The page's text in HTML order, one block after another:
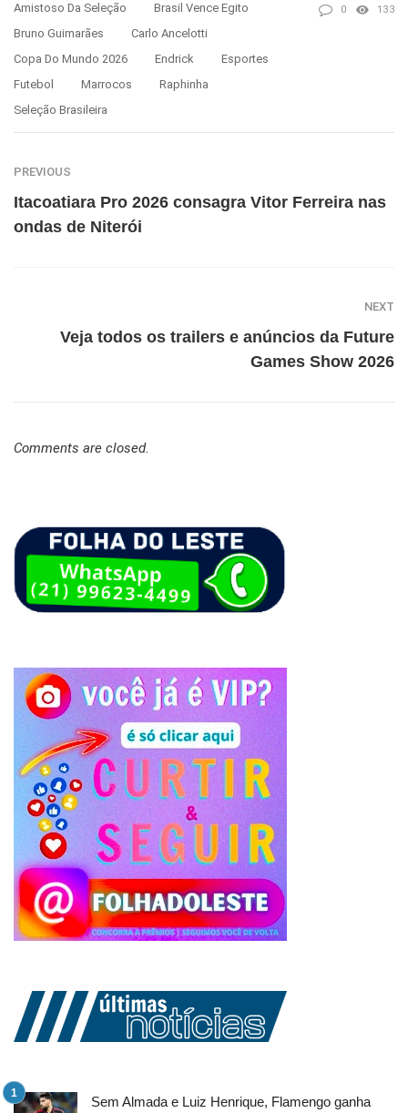
Amistoso Da Seleção
Brasil Vence Egito
Bruno Guimarães
Carlo Ancelotti
Copa Do Mundo 2026
Endrick
Esportes
Futebol
Marrocos
Raphinha
Seleção Brasileira
0 133
PREVIOUS
Itacoatiara Pro 2026 consagra Vitor Ferreira nas
ondas de Niterói
NEXT
Veja todos os trailers e anúncios da Future
Games Show 2026
Comments are closed.
Sem Almada e Luiz Henrique, Flamengo ganha